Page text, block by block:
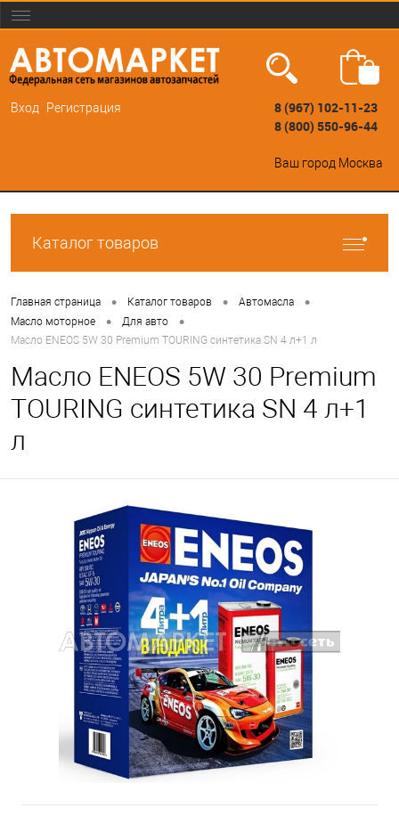
Вход Регистрация
8 (967) 102-11-23
8 (800) 550-96-44
Ваш город Москва
Каталог товаров
Главная страница • Каталог товаров • Автомасла •
Масло моторное • Для авто •
Масло ENEOS 5W 30 Premium TOURING синтетика SN 4 л+1 л
Масло ENEOS 5W 30 Premium
TOURING синтетика SN 4 л+1
л